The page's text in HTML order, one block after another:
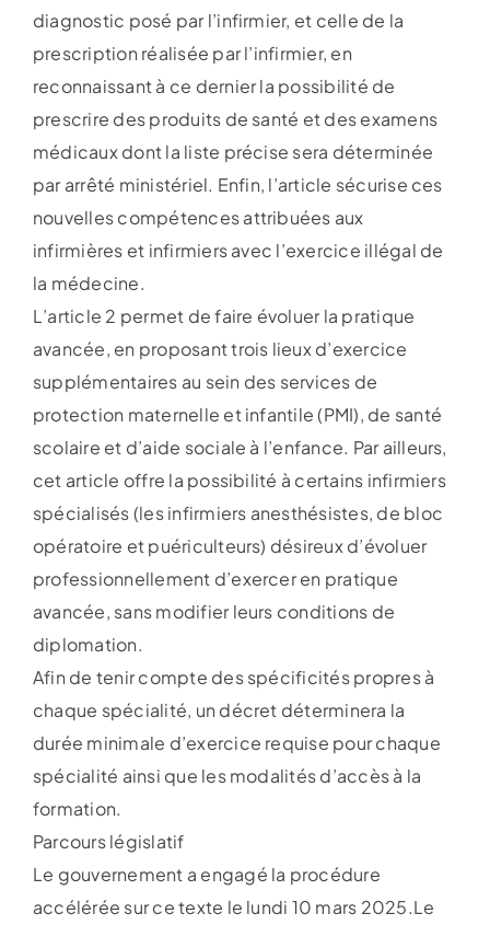
diagnostic posé par l’infirmier, et celle de la
prescription réalisée par l’infirmier, en
reconnaissant à ce dernier la possibilité de
prescrire des produits de santé et des examens
médicaux dont la liste précise sera déterminée
par arrêté ministériel. Enfin, l’article sécurise ces
nouvelles compétences attribuées aux
infirmières et infirmiers avec l’exercice illégal de
la médecine.
L’article 2 permet de faire évoluer la pratique
avancée, en proposant trois lieux d’exercice
supplémentaires au sein des services de
protection maternelle et infantile (PMI), de santé
scolaire et d’aide sociale à l’enfance. Par ailleurs,
cet article offre la possibilité à certains infirmiers
spécialisés (les infirmiers anesthésistes, de bloc
opératoire et puériculteurs) désireux d’évoluer
professionnellement d’exercer en pratique
avancée, sans modifier leurs conditions de
diplomation.
Afin de tenir compte des spécificités propres à
chaque spécialité, un décret déterminera la
durée minimale d’exercice requise pour chaque
spécialité ainsi que les modalités d’accès à la
formation.
Parcours législatif
Le gouvernement a engagé la procédure
accélérée sur ce texte le lundi 10 mars 2025.Le